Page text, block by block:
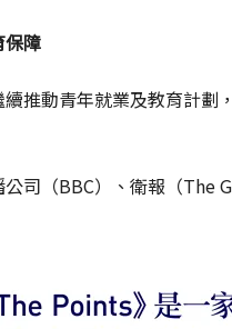
保障
推動青年就業及教育計
司（BBC）、衛報（The